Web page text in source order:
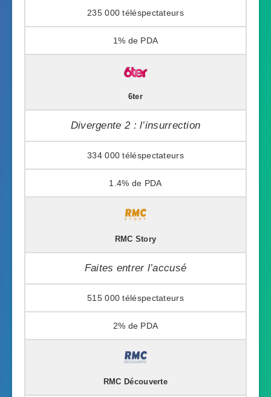
235 000
1%
6ter
Divergente 2 : l’insurrection
334 000
1.4%
RMC Story
Faites entrer l’accusé
515 000
2%
RMC Découverte